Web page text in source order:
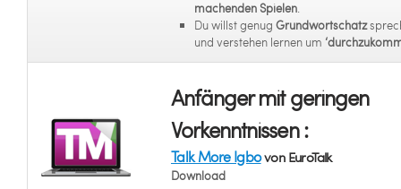
machenden Spielen.
Du willst genug Grundwortschatz
und verstehen lernen um
Anfänger mit geringen
Vorkenntnissen :
Talk More Igbovon EuroTalk
Download